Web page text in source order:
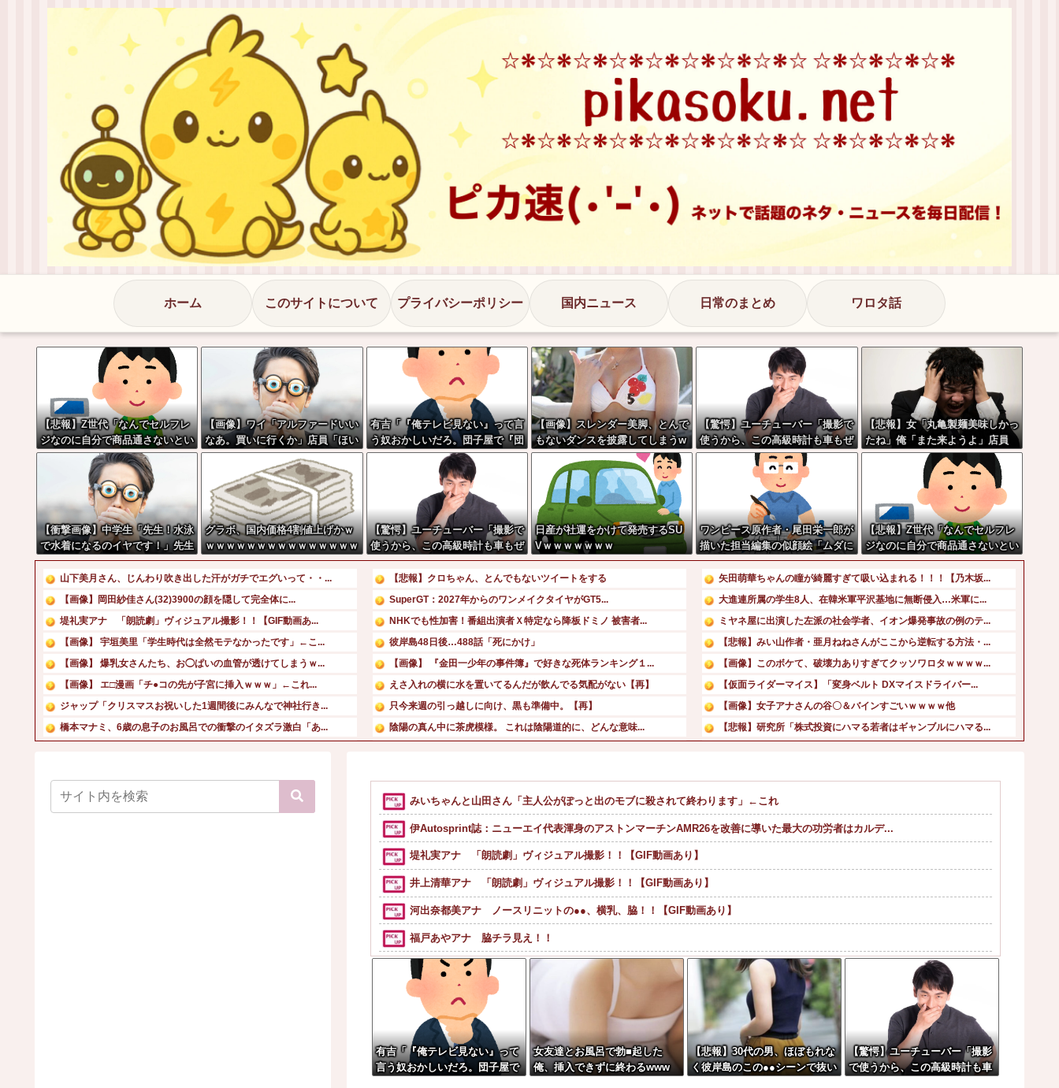
ホーム このサイトについて プライバシーポリシー 国内ニュース 日常のまとめ ワロタ話
【悲報】Z世代「なんでセルフレ
ジなのに自分で商品通さないとい
けないんだ」
【画像】ワイ「アルファードいい
なあ。買いに行くか」店員「ほい
っ見積もりな！」ワイ「金額おか
しくね？」←お前らもそう思うよ
な？？？？？
有吉「『俺テレビ見ない』って言
う奴おかしいだろ。団子屋で『団
子食べない』って言うか？」
【画像】スレンダー美脚、とんで
もないダンスを披露してしまうw
wwwwwwww
【驚愕】ユーチューバー「撮影で
使うから、この高級時計も車もぜ
～んぶ経費でタダ！ｗ」←まさか
コレ本気にしてる奴なんておらん
よな？よな？w w w w w w w w
【悲報】女「丸亀製麺美味しかっ
たね」俺「また来ようよ」店員
「お会計2380円になりまーす」
→その後『こう』なったんだが俺
悪くないよな？？？？？？？？
【衝撃画像】中学生「先生！水泳
で水着になるのイヤです！」先生
「分かった」→結果まさかの『こ
う』なってしまうw w w w w w
グラボ、国内価格4割値上げかｗ
ｗｗｗｗｗｗｗｗｗｗｗｗｗｗｗ
【驚愕】ユーチューバー「撮影で
使うから、この高級時計も車もぜ
～んぶ経費でタダ！ｗ」←まさか
コレ本気にしてる奴なんておらん
よな？よな？w w w w w w w w
w w w
日産が社運をかけて発売するSU
Vｗｗｗｗｗｗｗ
ワンピース原作者・尾田栄一郎が
描いた担当編集の似顔絵「ムダに
東大卒」
【悲報】Z世代「なんでセルフレ
ジなのに自分で商品通さないとい
けないんだ」
山下美月さん、じんわり吹き出した汗がガチでエグいって・・...
【画像】岡田紗佳さん(32)3900の顔を隠して完全体に...
堤礼実アナ 「朗読劇」ヴィジュアル撮影！！【GIF動画あ...
【画像】 宇垣美里「学生時代は全然モテなかったです」←こ...
【画像】 爆乳女さんたち、お◯ぱいの血管が透けてしまうｗ...
【画像】 エ□漫画「チ●コの先が子宮に挿入ｗｗｗ」←これ...
ジャップ「クリスマスお祝いした1週間後にみんなで神社行き...
橋本マナミ、6歳の息子のお風呂での衝撃のイタズラ激白「あ...
【動画】あのちゃん、また我々をシコらす
【衝撃画像】中学生「先生！水泳で水着になるのイヤです！」...
【悲報】クロちゃん、とんでもないツイートをする
SuperGT：2027年からのワンメイクタイヤがGT5...
NHKでも性加害！番組出演者Ｘ特定なら降板ドミノ 被害者...
彼岸島48日後…488話「死にかけ」
【画像】 『金田一少年の事件簿』で好きな死体ランキング１...
えさ入れの横に水を置いてるんだが飲んでる気配がない【再】
只今来週の引っ越しに向け、黒も準備中。【再】
陰陽の真ん中に茶虎模様。 これは陰陽道的に、どんな意味...
【画像】Hカップグラドル「私を愛してね！」
【悲報】みのもんたさん、代表作が「クイズミリオネア」しか...
矢田萌華ちゃんの瞳が綺麗すぎて吸い込まれる！！！【乃木坂...
大進連所属の学生8人、在韓米軍平沢基地に無断侵入…米軍に...
ミヤネ屋に出演した左派の社会学者、イオン爆発事故の例のテ...
【悲報】みい山作者・亜月ねねさんがここから逆転する方法・...
【画像】このボケて、破壊力ありすぎてクッソワロタｗｗｗｗ...
【仮面ライダーマイス】「変身ベルト DXマイスドライバー...
【画像】女子アナさんの谷〇＆バインすごいｗｗｗｗ他
【悲報】研究所「株式投資にハマる若者はギャンブルにハマる...
【画像】小学生アイドル「りりぴ」の激痩せダンス動画にファ...
【動画】タイの立ちんぼ女子さん、路上で特別サービスをやっ...
みいちゃんと山田さん「主人公がぽっと出のモブに殺されて終わります」←これ
伊Autosprint誌：ニューエイ代表渾身のアストンマーチンAMR26を改善に導いた最大の功労者はカルデ...
堤礼実アナ 「朗読劇」ヴィジュアル撮影！！【GIF動画あり】
井上清華アナ 「朗読劇」ヴィジュアル撮影！！【GIF動画あり】
河出奈都美アナ ノースリニットの●●、横乳、脇！！【GIF動画あり】
福戸あやアナ 脇チラ見え！！
【動画】名古屋栄で不良外人が警察官を突き飛ばす。逮捕しろやｗｗｗ
【動画】野菜売りのおじさんにドローンを特攻させるおそロシア。
【動画】地震発生時の熊本総合病院の手術室の様子が(((ﾟДﾟ)))
【画像】アイドルのオフ会の光景、レベチw w w w w w w w w w w
祭りって謎だよな、誰が神輿担いでるの？屋台出店してる奴らは誰の許可を得て商売してるの？
有吉「『俺テレビ見ない』って
言う奴おかしいだろ。団子屋で
女友達とお風呂で勃■起した
俺、挿入できずに終わるwww
【悲報】30代の男、ほぼもれな
く彼岸島のこの●●シーンで抜い
【驚愕】ユーチューバー「撮影
で使うから、この高級時計も車